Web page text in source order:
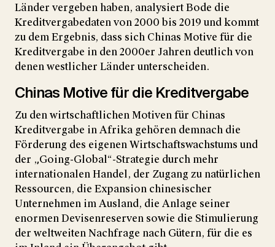
Länder vergeben haben, analysiert Bode die
Kreditvergabedaten von 2000 bis 2019 und kommt
zu dem Ergebnis, dass sich Chinas Motive für die
Kreditvergabe in den 2000er Jahren deutlich von
denen westlicher Länder unterscheiden.
Chinas Motive für die Kreditvergabe
Zu den wirtschaftlichen Motiven für Chinas
Kreditvergabe in Afrika gehören demnach die
Förderung des eigenen Wirtschaftswachstums und
der „Going-Global“-Strategie durch mehr
internationalen Handel, der Zugang zu natürlichen
Ressourcen, die Expansion chinesischer
Unternehmen im Ausland, die Anlage seiner
enormen Devisenreserven sowie die Stimulierung
der weltweiten Nachfrage nach Gütern, für die es